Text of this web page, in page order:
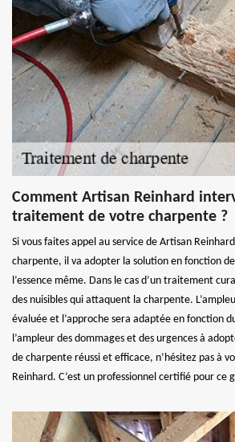
Comment Artisan Reinhard
traitement de votre charpente ?
Si vous faites appel au service de Artisan
charpente, il va adopter la solution en fonction
l’essence même. Dans le cas d’un traitement
des nuisibles qui attaquent la charpente.
évaluée et l’approche sera adaptée en fonction
l’ampleur des dommages et des urgences à
de charpente réussi et efficace, n’hésitez pas à
Reinhard. C’est un professionnel certifié pour ce